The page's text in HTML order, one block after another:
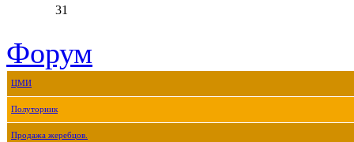
31
Форум
ЦМИ
Полуторник
Продажа жеребцов.